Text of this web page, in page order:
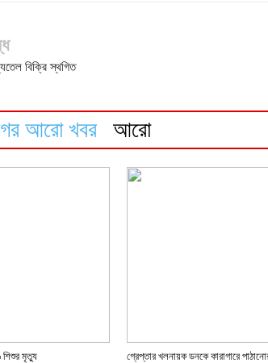
বি‌ক্রি স্থগিত
আরো খবর আরো
শিশুর মৃত্যু গ্রেপ্তার খলনায়ক ডনকে কারাগারে